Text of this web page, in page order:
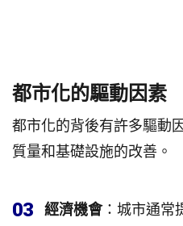
都市化的驅動因素
都市化的背後有許多驅動
質量和基礎設施的改善。
03 經濟機會：城市通常